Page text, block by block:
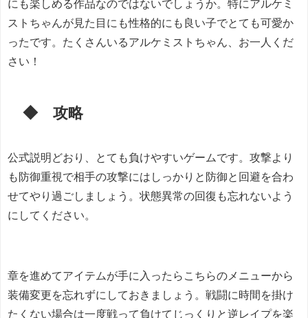
にも楽しめる作品なのではないでしょうか。特にアルケミ
ストちゃんが見た目にも性格的にも良い子でとても可愛か
ったです。たくさんいるアルケミストちゃん、お一人くだ
さい！
◆ 攻略
公式説明どおり、とても負けやすいゲームです。攻撃より
も防御重視で相手の攻撃にはしっかりと防御と回避を合わ
せてやり過ごしましょう。状態異常の回復も忘れないよう
にしてください。
章を進めてアイテムが手に入ったらこちらのメニューから
装備変更を忘れずにしておきましょう。戦闘に時間を掛け
たくない場合は一度戦って負けてじっくりと逆レイプを楽